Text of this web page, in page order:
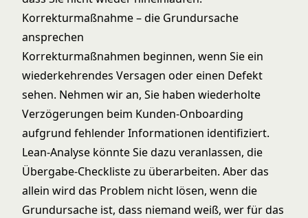
Korrekturmaßnahme – die Grundursache
ansprechen
Korrekturmaßnahmen beginnen, wenn Sie ein
wiederkehrendes Versagen oder einen Defekt
sehen. Nehmen wir an, Sie haben wiederholte
Verzögerungen beim Kunden-Onboarding
aufgrund fehlender Informationen identifiziert.
Lean-Analyse könnte Sie dazu veranlassen, die
Übergabe-Checkliste zu überarbeiten. Aber das
allein wird das Problem nicht lösen, wenn die
Grundursache ist, dass niemand weiß, wer für das